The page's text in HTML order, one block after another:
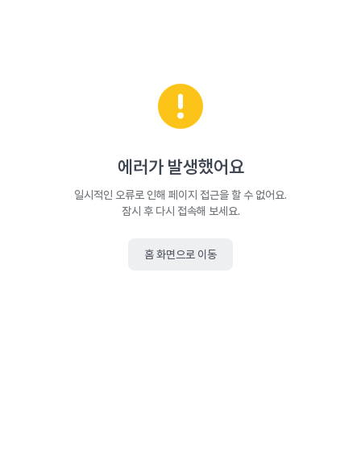
에러가 발생했어요
일시적인 오류로 인해 페이지 접근을 할 수 없어요.
잠시 후 다시 접속해 보세요.
홈 화면으로 이동